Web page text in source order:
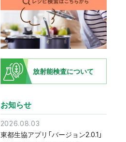
放射能検査について
お知らせ
2026.08.03
東都生協アプリ「バージョン2.0.1」